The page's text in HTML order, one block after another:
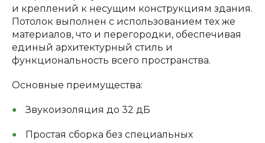
и креплений к несущим конструкциям здания.
Потолок выполнен с использованием тех же
материалов, что и перегородки, обеспечивая
единый архитектурный стиль и
функциональность всего пространства.
Основные преимущества:
Звукоизоляция до 32 дБ
Простая сборка без специальных